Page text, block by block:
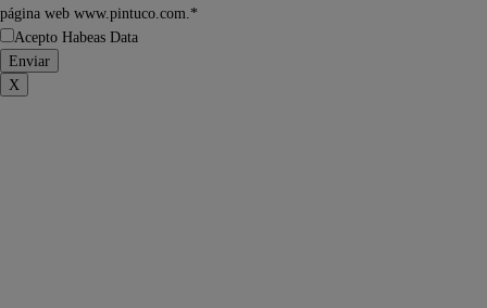
página web www.pintuco.com.*
Acepto Habeas Data
X